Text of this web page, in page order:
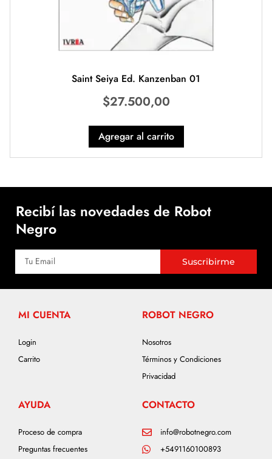
Saint Seiya Ed. Kanzenban 01
$27.500,00
Agregar al carrito
Recibí las novedades de Robot
Negro
Suscribirme
MI CUENTA
Login
Carrito
ROBOT NEGRO
Nosotros
Términos y Condiciones
Privacidad
AYUDA
Proceso de compra
Preguntas frecuentes
CONTACTO
info@robotnegro.com
+5491160100893